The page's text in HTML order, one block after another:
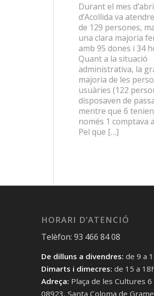
Durant el mes
d’Acollida va
de 129 persones,
una clara majoria
amb 95 dones i 34
Quant a la situació
administrativa, la
majoria de les
usuàries (122
disposaven de
mentre que 6
només 1 comptava
Pel que […]
HORARI D’ATENCIÓ
Telèfon: 93 466 84 08
De dilluns a divendres: de 9 a
Dimarts i dimecres: de 15 a
Adreça: Plaça de les Cultures 6
08923, Santa Coloma de